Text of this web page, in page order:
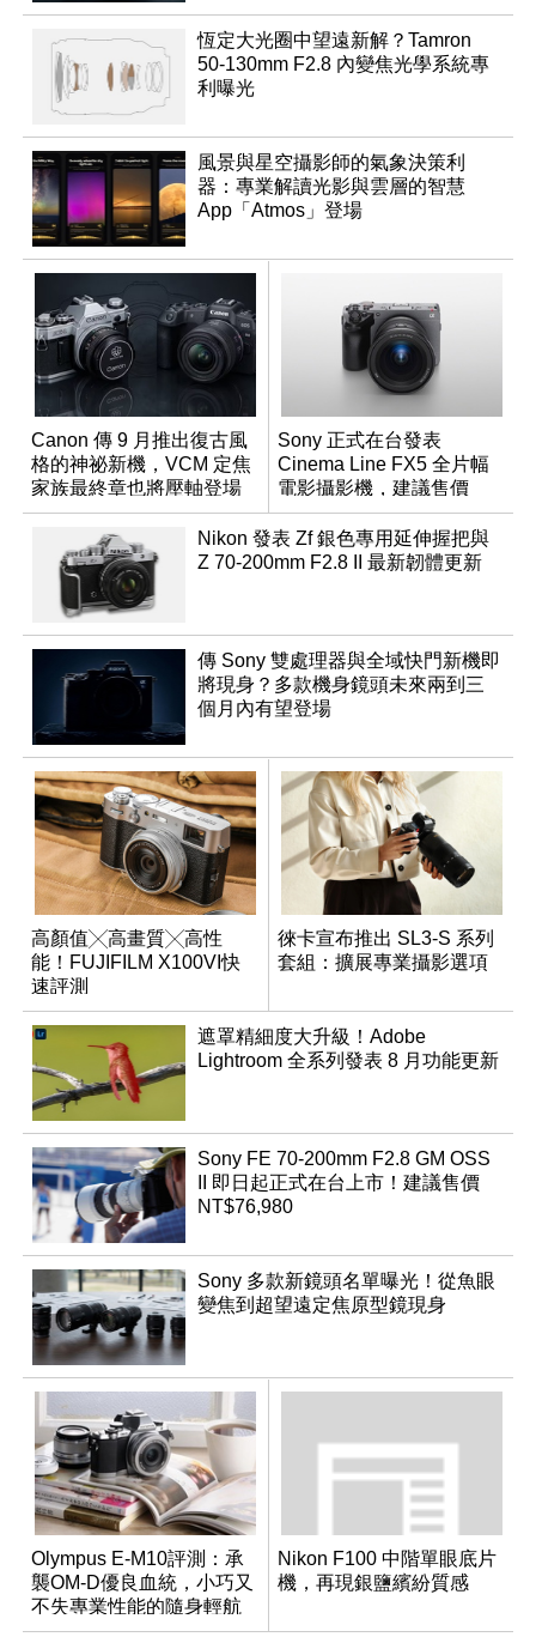
恆定大光圈中望遠新解？Tamron
50-130mm F2.8 內變焦光學系統專
利曝光
風景與星空攝影師的氣象決策利
器：專業解讀光影與雲層的智慧
App「Atmos」登場
Canon 傳 9 月推出復古風
格的神祕新機，VCM 定焦
家族最終章也將壓軸登場
Sony 正式在台發表
Cinema Line FX5 全片幅
電影攝影機，建議售價
NT$144,980
Nikon 發表 Zf 銀色專用延伸握把與
Z 70-200mm F2.8 II 最新韌體更新
傳 Sony 雙處理器與全域快門新機即
將現身？多款機身鏡頭未來兩到三
個月內有望登場
高顏值╳高畫質╳高性
能！FUJIFILM X100VI快
速評測
徠卡宣布推出 SL3-S 系列
套組：擴展專業攝影選項
遮罩精細度大升級！Adobe
Lightroom 全系列發表 8 月功能更新
Sony FE 70-200mm F2.8 GM OSS
II 即日起正式在台上市！建議售價
NT$76,980
Sony 多款新鏡頭名單曝光！從魚眼
變焦到超望遠定焦原型鏡現身
Olympus E-M10評測：承
襲OM-D優良血統，小巧又
不失專業性能的隨身輕航
機
Nikon F100 中階單眼底片
機，再現銀鹽繽紛質感